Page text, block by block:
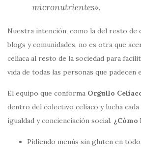
micronutrientes».
Nuestra intención, como la del resto de
blogs y comunidades, no es otra que
celíaca al resto de la sociedad para
vida de todas las personas que padecen
El equipo que conforma Orgullo
dentro del colectivo celíaco y lucha
igualdad y concienciación social. ¿Cómo
Pidiendo menús sin gluten en